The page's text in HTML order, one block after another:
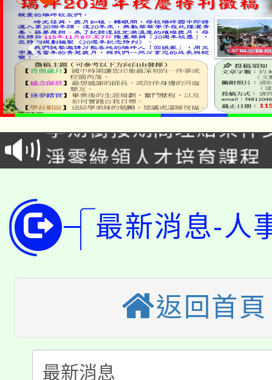
115年食農教育專業人
程
學期銜接期間理賠案件
學籍身 分審查程序及
淨零綠領人才培育課程
代理(課)教師甄選結果(
「2026金融保險知識
車」活動
桃園市115學年度學生
生本土語及新住民語歌
代理(課)教師甄選結果
公告本校115學年度第
代理(課)教師甄選結果(
轉知中國文化大學推廣
《TA101》溝通分析基
轉知苗栗縣政府辦理
最新消息-人
返回首頁